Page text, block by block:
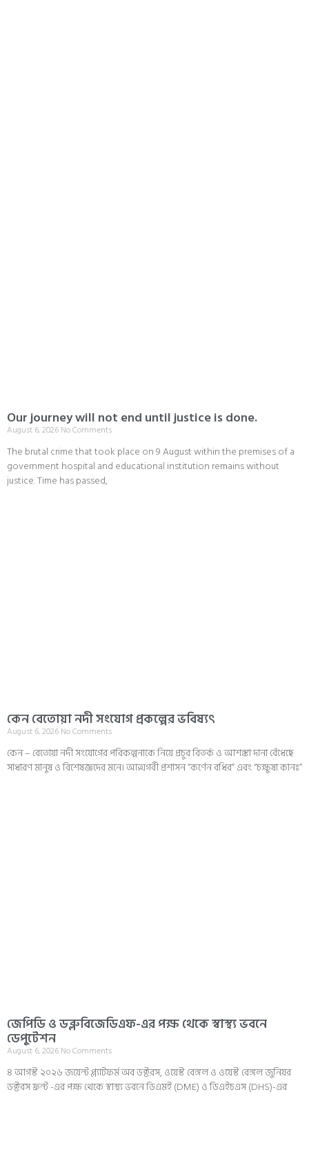
Our journey will not end until justice is done.
August 6, 2026 No Comments
The brutal crime that took place on 9 August within the premises of a
government hospital and educational institution remains without
justice. Time has passed,
কেন বেতোয়া নদী সংযোগ প্রকল্পের ভবিষ্যৎ
August 6, 2026 No Comments
কেন – বেতোয়া নদী সংযোগের পরিকল্পনাকে নিয়ে প্রচুর বিতর্ক ও আশঙ্কা দানা বেঁধেছে
সাধারণ মানুষ ও বিশেষজ্ঞদের মনে। আত্মগর্বী প্রশাসন “কর্ণেন বধির” এবং “চক্ষুষা কানঃ”
জেপিডি ও ডব্লুবিজেডিএফ-এর পক্ষ থেকে স্বাস্থ্য ভবনে
ডেপুটেশন
August 6, 2026 No Comments
৪ আগস্ট ২০২৬ জয়েন্ট প্ল্যাটফর্ম অব ডক্টরস, ওয়েস্ট বেঙ্গল ও ওয়েস্ট বেঙ্গল জুনিয়র
ডক্টরস ফ্রন্ট -এর পক্ষ থেকে স্বাস্থ্য ভবনে ডিএমই (DME) ও ডিএইচএস (DHS)-এর